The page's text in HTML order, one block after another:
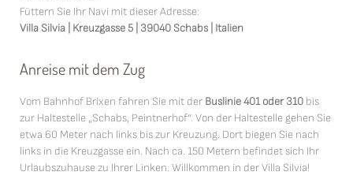
Füttern Sie Ihr Navi mit dieser Adresse:
Villa Silvia | Kreuzgasse 5 | 39040 Schabs | Italien
Anreise mit dem Zug
Vom Bahnhof Brixen fahren Sie mit der Buslinie 401 oder 310 bis
zur Haltestelle „Schabs, Peintnerhof“. Von der Haltestelle gehen Sie
etwa 60 Meter nach links bis zur Kreuzung. Dort biegen Sie nach
links in die Kreuzgasse ein. Nach ca. 150 Metern befindet sich Ihr
Urlaubszuhause zu Ihrer Linken. Willkommen in der Villa Silvia!